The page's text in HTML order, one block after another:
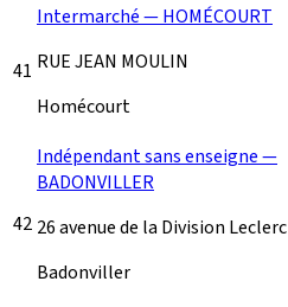
41
Intermarché — HOMÉCOURT
RUE JEAN MOULIN
Homécourt
42
Indépendant sans enseigne —
BADONVILLER
26 avenue de la Division Leclerc
Badonviller